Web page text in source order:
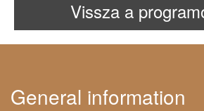
Vissza a
General information